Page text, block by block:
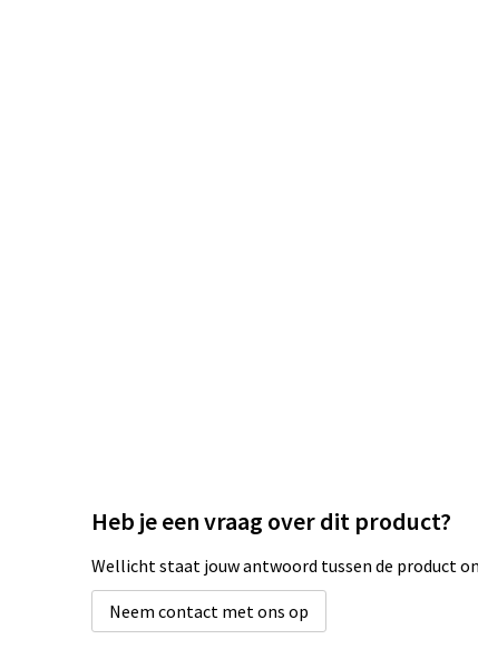
Heb je een vraag over dit product?
Wellicht staat jouw antwoord tussen de product
Neem contact met ons op